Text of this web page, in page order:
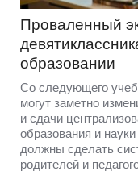
Проваленный
образовании
Со следующего
могут заметно
и сдачи
образования и
должны сделать
родителей и